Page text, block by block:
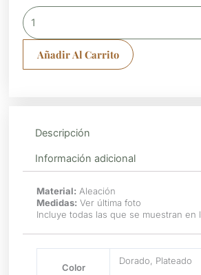
Añadir Al Carrito
Descripción
Información adicional
Material: Aleación
Medidas: Ver última foto
Incluye todas las que se muestran en
Color
Dorado, Plateado